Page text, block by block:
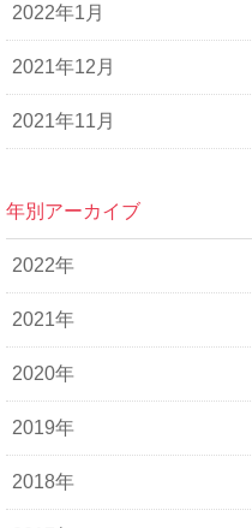
2022年1月
2021年12月
2021年11月
年別アーカイブ
2022年
2021年
2020年
2019年
2018年